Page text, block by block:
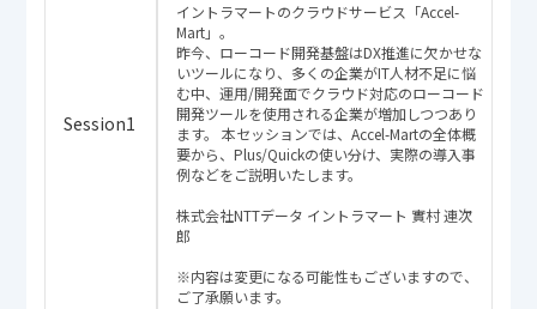
Session1
イントラマートのクラウドサービス「Accel-
Mart」。
昨今、ローコード開発基盤はDX推進に欠かせな
いツールになり、多くの企業がIT人材不足に悩
む中、運用/開発面でクラウド対応のローコード
開発ツールを使用される企業が増加しつつあり
ます。 本セッションでは、Accel-Martの全体概
要から、Plus/Quickの使い分け、実際の導入事
例などをご説明いたします。
株式会社NTTデータ イントラマート 實村 連次
郎
※内容は変更になる可能性もございますので、
ご了承願います。